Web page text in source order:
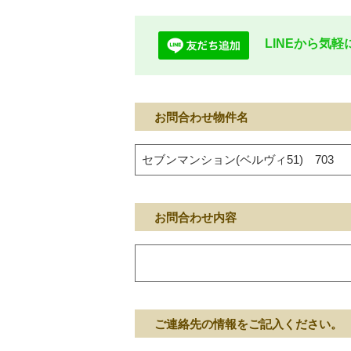
LINEから気軽
お問合わせ物件名
お問合わせ内容
ご連絡先の情報をご記入ください。